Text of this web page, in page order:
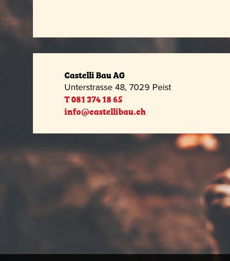
Castelli Bau AG
Unterstrasse 48, 7029 Peist
T 081 374 18 65
info@castellibau.ch